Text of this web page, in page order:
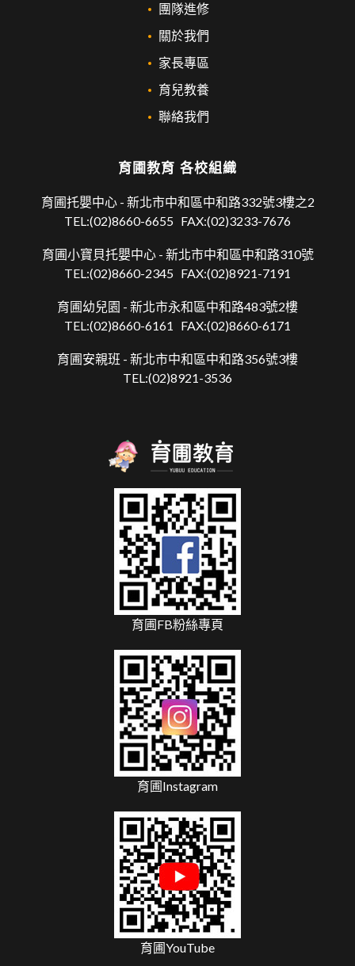
團隊進修
關於我們
家長專區
育兒教養
聯絡我們
育圃教育 各校組織
育圃托嬰中心 - 新北市中和區中和路332號3樓之2
TEL:(02)8660-6655 FAX:(02)3233-7676
育圃小寶貝托嬰中心 - 新北市中和區中和路310號
TEL:(02)8660-2345 FAX:(02)8921-7191
育圃幼兒園 - 新北市永和區中和路483號2樓
TEL:(02)8660-6161 FAX:(02)8660-6171
育圃安親班 - 新北市中和區中和路356號3樓
TEL:(02)8921-3536
育圃FB粉絲專頁
育圃Instagram
育圃YouTube